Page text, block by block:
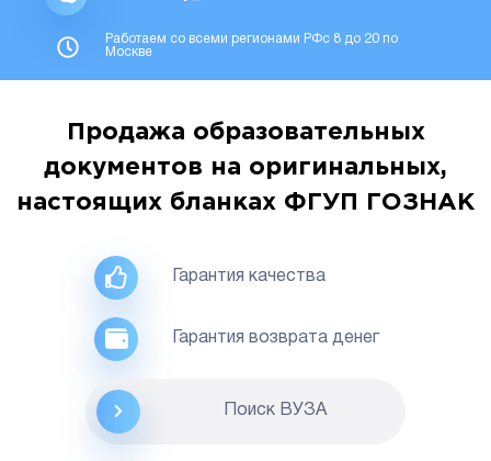
Работаем со всеми регионами РФс 8 до 20 по
Москве
Продажа образовательных
документов на оригинальных,
настоящих бланках ФГУП ГОЗНАК
Гарантия качества
Гарантия возврата денег
Поиск ВУЗА